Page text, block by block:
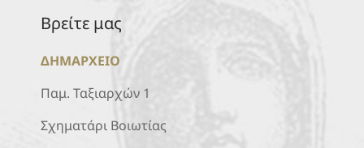
Βρείτε μας
ΔΗΜΑΡΧΕΙΟ
Παμ. Ταξιαρχών 1
Σχηματάρι Βοιωτίας